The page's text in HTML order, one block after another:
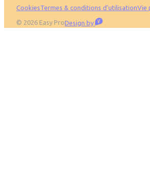
Pied de page
CookiesTermes & conditions d’utilisationVie
© 2026 Easy ProDesign by Visible